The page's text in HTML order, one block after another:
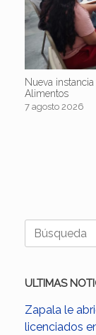
Nueva
Alimentos
7 agosto 2026
Buscar:
ULTIMAS
Zapala le
licenciados